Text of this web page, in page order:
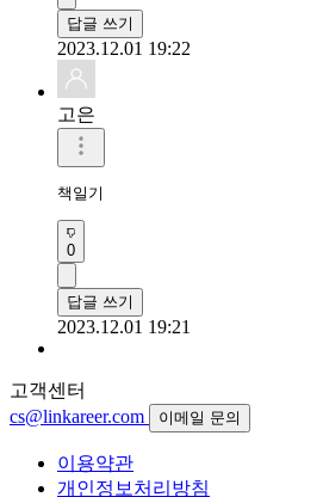
답글 쓰기
2023.12.01 19:22
고은
책일기
0
답글 쓰기
2023.12.01 19:21
고객센터
cs@linkareer.com
이메일 문의
이용약관
개인정보처리방침